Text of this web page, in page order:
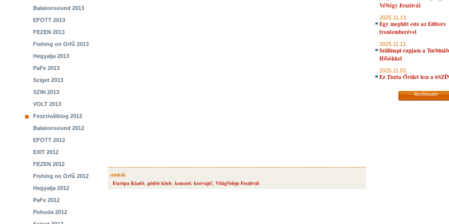
Balatonsound 2013
EFOTT 2013
FEZEN 2013
Fishing on Orfű 2013
Hegyalja 2013
PaFe 2013
Sziget 2013
SZIN 2013
VOLT 2013
Fesztiválblog 2012
Balatonsound 2012
EFOTT 2012
EXIT 2012
FEZEN 2012
Fishing on Orfű 2012
Hegyalja 2012
PaFe 2012
Pohoda 2012
cimkék
Európa Kiadó, gödör klub, koncert, kurvajó!, VilágVeleje Fesztivál
VéNégy Fesztivál
2025.11.13.
Egy meghitt este az Editors
frontemberével
2025.11.12.
Szülinapi rapjam a
Hősökkel
2025.11.03.
Ez Tiszta Őrület lesz a
Archívum